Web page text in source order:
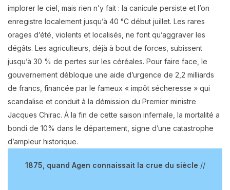
implorer le ciel, mais rien n’y fait : la canicule persiste et l’on
enregistre localement jusqu’à 40 °C début juillet. Les rares
orages d’été, violents et localisés, ne font qu’aggraver les
dégâts. Les agriculteurs, déjà à bout de forces, subissent
jusqu’à 30 % de pertes sur les céréales. Pour faire face, le
gouvernement débloque une aide d’urgence de 2,2 milliards
de francs, financée par le fameux « impôt sécheresse » qui
scandalise et conduit à la démission du Premier ministre
Jacques Chirac. À la fin de cette saison infernale, la mortalité a
bondi de 10% dans le département, signe d’une catastrophe
d’ampleur historique.
1875, quand Agen connaissait la crue du siècle //